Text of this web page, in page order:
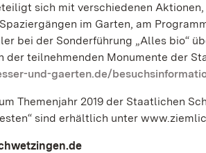
sich mit verschiedenen
im Garten, am
bei der Sonderführung „Alles bio“
der teilnehmenden Monumente der
und-gaerten.de/
Themenjahr 2019 der Staatlichen
sind erhältlich unter